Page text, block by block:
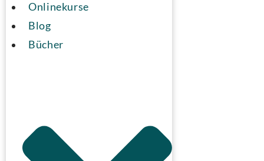
Onlinekurse
Blog
Bücher